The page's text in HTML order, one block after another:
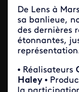
De Lens à
sa banlieue,
des dernières
étonnantes,
• Réalisateurs
Haley•